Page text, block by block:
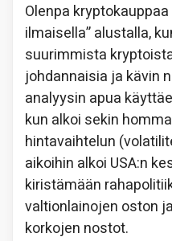
Olenpa
ilmaisella” alustalla,
suurimmista
johdannaisia ja kävin
analyysin apua
kun alkoi sekin
hintavaihtelun
aikoihin alkoi USA:n
kiristämään
valtionlainojen oston
korkojen nostot.